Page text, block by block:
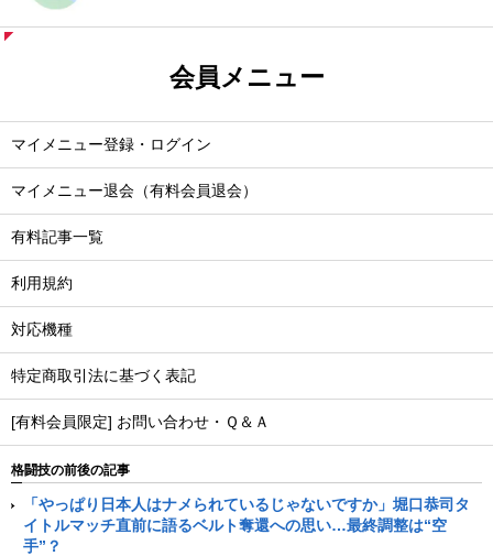
会員メニュー
マイメニュー登録・ログイン
マイメニュー退会（有料会員退会）
有料記事一覧
利用規約
対応機種
特定商取引法に基づく表記
[有料会員限定] お問い合わせ・Ｑ＆Ａ
格闘技の前後の記事
「やっぱり日本人はナメられているじゃないですか」堀口恭司タ
イトルマッチ直前に語るベルト奪還への思い…最終調整は“空
手”？